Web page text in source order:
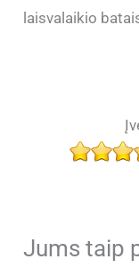
laisvalaikio
Jums taip